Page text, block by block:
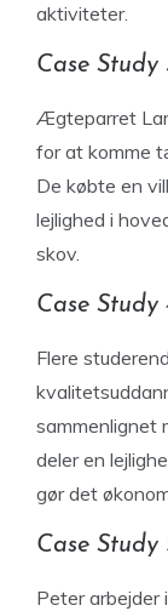
aktiviteter.
Case
Ægteparret
for at komme
De købte en
lejlighed i
skov.
Case Study
Flere
sammenlignet
deler en
gør det
Case Study
Peter arbejder